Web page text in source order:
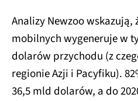
Analizy Newzoo
mobilnych wygeneruje w
dolarów przychodu (z
regionie Azji i Pacyfiku).
36,5 mld dolarów, a do